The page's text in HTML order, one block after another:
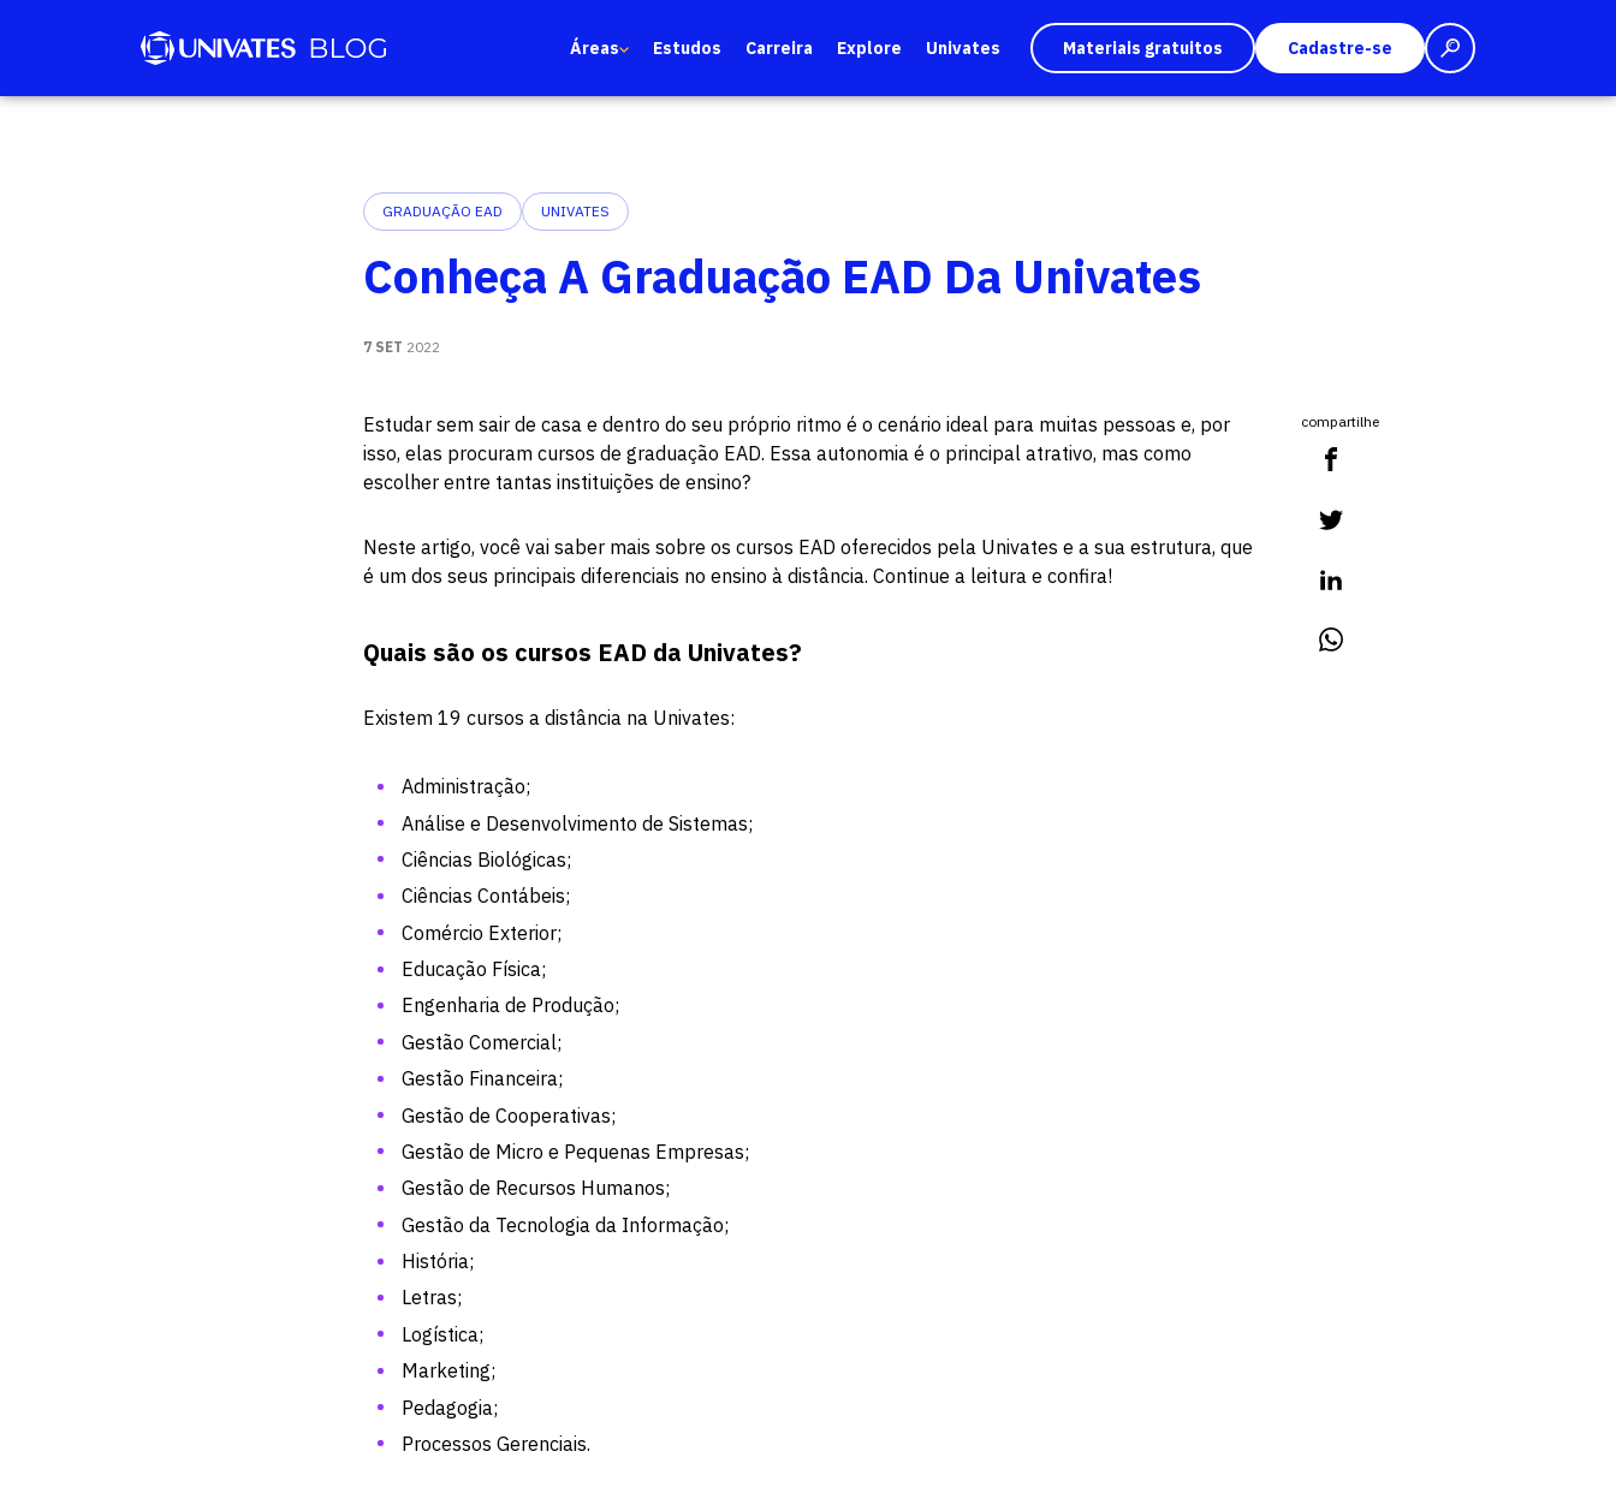
Áreas Estudos Carreira Explore Univates Materiais gratuitos Cadastre-se
GRADUAÇÃO EAD UNIVATES
Conheça A Graduação EAD Da Univates
7 SET 2022
Estudar sem sair de casa e dentro do seu próprio ritmo é o cenário ideal para muitas pessoas e, por
isso, elas procuram cursos de graduação EAD. Essa autonomia é o principal atrativo, mas como
escolher entre tantas instituições de ensino?
Neste artigo, você vai saber mais sobre os cursos EAD oferecidos pela Univates e a sua estrutura, que
é um dos seus principais diferenciais no ensino à distância. Continue a leitura e confira!
Quais são os cursos EAD da Univates?
Existem 19 cursos a distância na Univates:
Administração;
Análise e Desenvolvimento de Sistemas;
Ciências Biológicas;
Ciências Contábeis;
Comércio Exterior;
Educação Física;
Engenharia de Produção;
Gestão Comercial;
Gestão Financeira;
Gestão de Cooperativas;
Gestão de Micro e Pequenas Empresas;
Gestão de Recursos Humanos;
Gestão da Tecnologia da Informação;
História;
Letras;
Logística;
Marketing;
Pedagogia;
Processos Gerenciais.
compartilhe